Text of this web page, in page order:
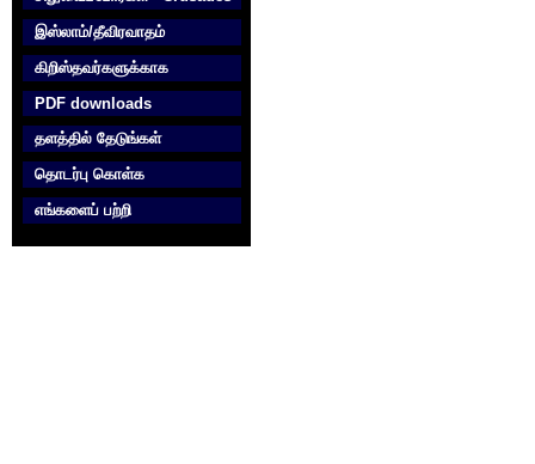
இஸ்லாம்/தீவிரவாதம்
கிறிஸ்தவர்களுக்காக‌
PDF downloads
தளத்தில் தேடுங்கள்
தொடர்பு கொள்க‌
எங்களைப் பற்றி